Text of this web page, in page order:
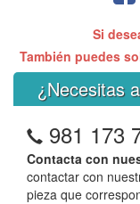
Si
También puedes
¿Necesitas
981 173
Contacta con
contactar con
pieza que